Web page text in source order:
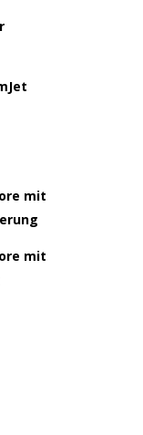
mit
mit